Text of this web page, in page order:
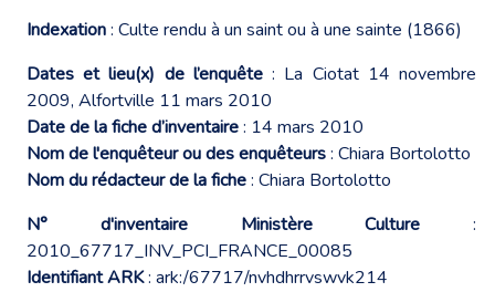
Indexation: Culte rendu à un saint ou à une sainte (1866)
Dates et lieu(x) de l’enquête: La Ciotat 14 novembre
2009, Alfortville 11 mars 2010
Date de la fiche d’inventaire: 14 mars 2010
Nom de l'enquêteur ou des enquêteurs: Chiara Bortolotto
Nom du rédacteur de la fiche: Chiara Bortolotto
N° d'inventaire Ministère Culture :
2010_67717_INV_PCI_FRANCE_00085
Identifiant ARK: ark:/67717/nvhdhrrvswvk214